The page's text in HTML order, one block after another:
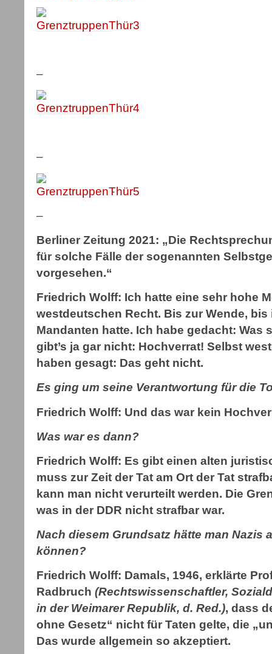
–
–
-
–
Berliner Zeitung 2021: „Die
für solche Fälle der sogenannten
vorgesehen.“
Friedrich Wolff: Ich hatte eine sehr hohe
westdeutschen Recht. Bis zur Wende,
Mandanten hatte. Ich habe gedacht: Was
gibt’s ja gar nicht: Hochverrat! Selbst
haben gesagt: Das geht nicht.
Es ging um seine Verantwortung für die
Friedrich Wolff: Und das war kein
Was war es dann?
Friedrich Wolff: Es gibt einen alten
muss zur Zeit der Tat am Ort der Tat
kann man nicht verurteilt werden. Die
was in der DDR nicht strafbar war.
Nach diesem Grundsatz hätte man Nazis
können?
Friedrich Wolff: Damals, 1946, erklärte
Radbruch (Rechtswissenschaftler,
in der Weimarer Republik, d. Red.), dass
ohne Gesetz“ nicht für Taten gelte, die
Das wurde allgemein so akzeptiert.